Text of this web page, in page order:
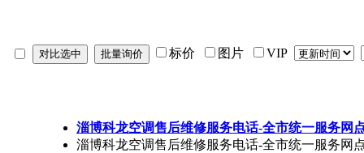
标价 图片 VIP
淄博科龙空调售后维修服务电话-全市统一服务网
淄博科龙空调售后维修服务电话-全市统一服务网